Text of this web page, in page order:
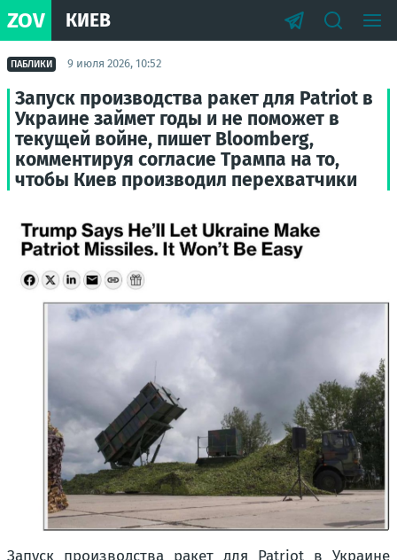
ZOV КИЕВ
ПАБЛИКИ 9 июля 2026, 10:52
Запуск производства ракет для Patriot в
Украине займет годы и не поможет в
текущей войне, пишет Bloomberg,
комментируя согласие Трампа на то,
чтобы Киев производил перехватчики
Запуск производства ракет для Patriot в Украине